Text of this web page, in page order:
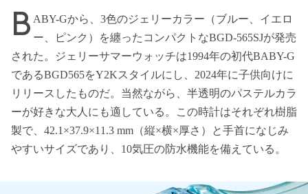
B ABY-Gから、3色のジェリーカラー（ブルー、イエロ
ー、ピンク）を纏ったコンパクトなBGD-565SJが発売
された。ジェリーサマーウォッチは1994年の初代BABY-G
であるBGD565をY2Kスタイルにし、2024年に子供向けに
リリースしたものだ。当然ながら、半透明のパステルカラ
ーが好きな大人にも適している。この時計はそれぞれ樹脂
製で、42.1×37.9×11.3 mm（縦×横×厚さ）と手首になじみ
やすいサイズであり、10気圧の防水機能を備えている。